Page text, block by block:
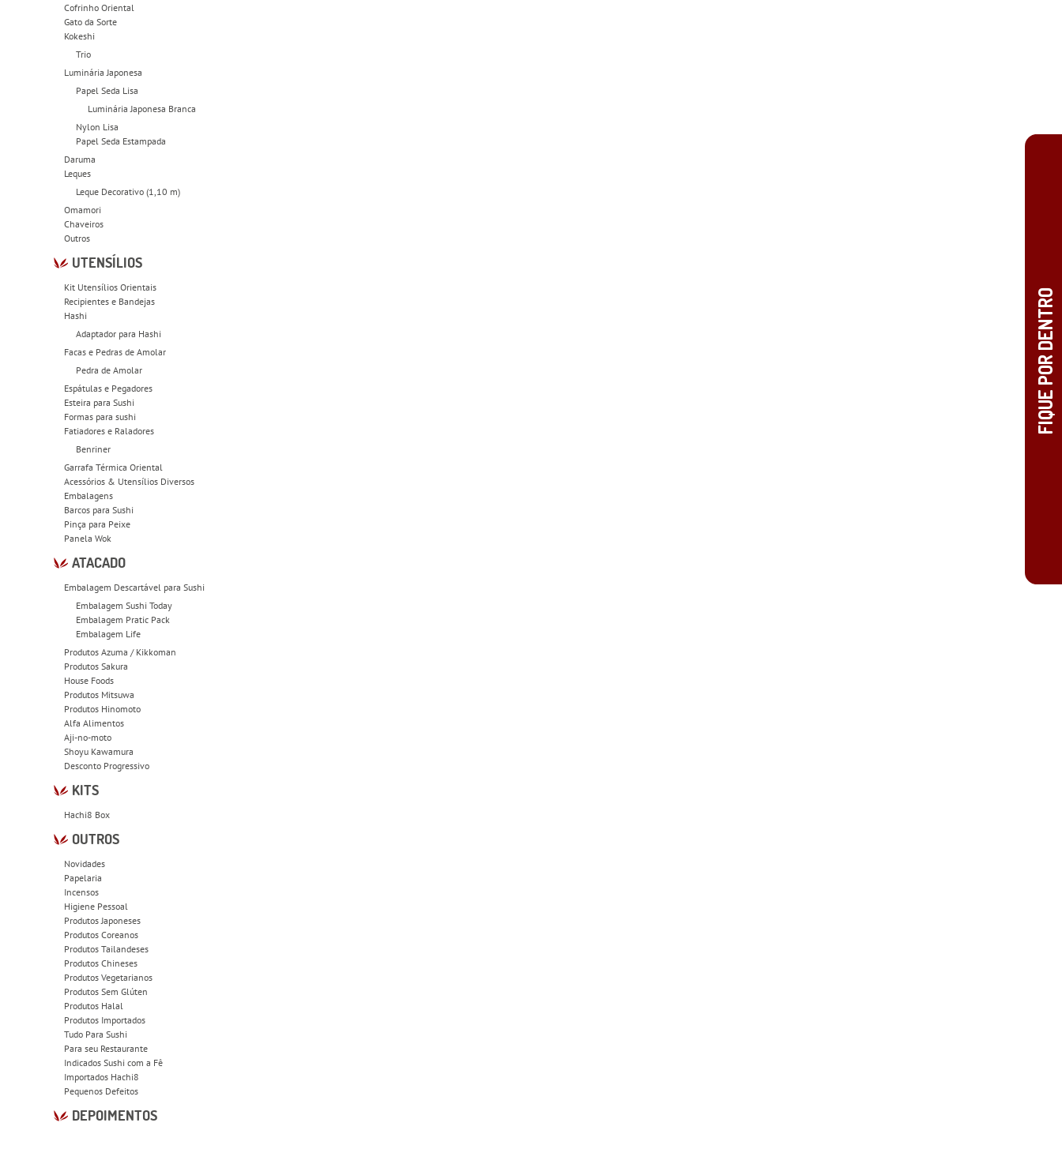
Cofrinho Oriental
Gato da Sorte
Kokeshi
Trio
Luminária Japonesa
Papel Seda Lisa
Luminária Japonesa Branca
Nylon Lisa
Papel Seda Estampada
Daruma
Leques
Leque Decorativo (1,10 m)
Omamori
Chaveiros
Outros
UTENSÍLIOS
Kit Utensílios Orientais
Recipientes e Bandejas
Hashi
Adaptador para Hashi
Facas e Pedras de Amolar
Pedra de Amolar
Espátulas e Pegadores
Esteira para Sushi
Formas para sushi
Fatiadores e Raladores
Benriner
Garrafa Térmica Oriental
Acessórios & Utensílios Diversos
Embalagens
Barcos para Sushi
Pinça para Peixe
Panela Wok
ATACADO
Embalagem Descartável para Sushi
Embalagem Sushi Today
Embalagem Pratic Pack
Embalagem Life
Produtos Azuma / Kikkoman
Produtos Sakura
House Foods
Produtos Mitsuwa
Produtos Hinomoto
Alfa Alimentos
Aji-no-moto
Shoyu Kawamura
Desconto Progressivo
KITS
Hachi8 Box
OUTROS
Novidades
Papelaria
Incensos
Higiene Pessoal
Produtos Japoneses
Produtos Coreanos
Produtos Tailandeses
Produtos Chineses
Produtos Vegetarianos
Produtos Sem Glúten
Produtos Halal
Produtos Importados
Tudo Para Sushi
Para seu Restaurante
Indicados Sushi com a Fê
Importados Hachi8
Pequenos Defeitos
DEPOIMENTOS